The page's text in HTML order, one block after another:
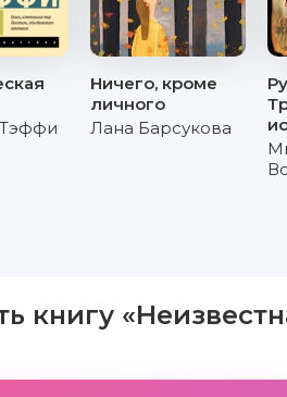
Ничего, кроме
личного
Лана Барсукова
книгу